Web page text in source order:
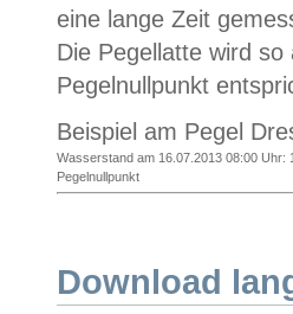
eine lange Zeit
Die Pegellatte wird
Pegelnullpunkt
Beispiel am Pegel
Wasserstand am 16.07.2013 08:00 Uhr:
Pegelnullpunkt
Download